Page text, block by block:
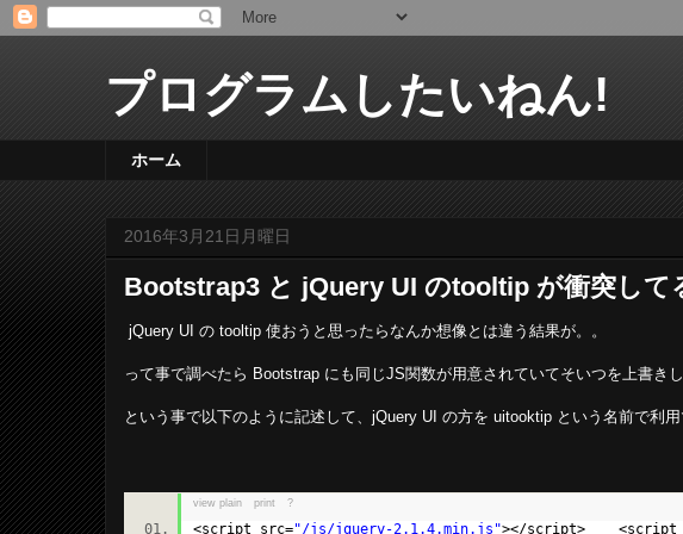
プログラムしたいねん!
ホーム
2016年3月21日月曜日
Bootstrap3 と jQuery UI のtooltip が衝突して
jQuery UI の tooltip 使おうと思ったらなんか想像とは違う結果が。。
って事で調べたら Bootstrap にも同じJS関数が用意されていてそいつを上書き
という事で以下のように記述して、jQuery UI の方を uitooktip という名前で利
view plain print ?
<script src="/js/jquery-2.1.4.min.js"></script> <script